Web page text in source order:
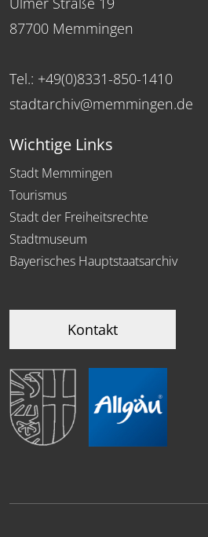
87700 Memmingen
Tel.: +49(0)8331-850-1410
stadtarchiv@memmingen.de
Wichtige Links
Stadt Memmingen
Tourismus
Stadt der Freiheitsrechte
Stadtmuseum
Bayerisches Hauptstaatsarchiv
Kontakt